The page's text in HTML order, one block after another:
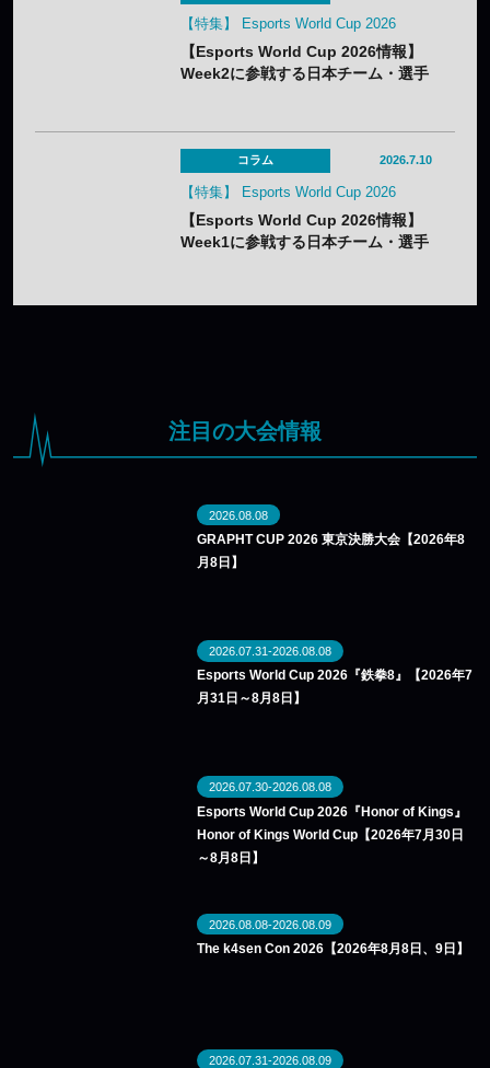
【特集】 Esports World Cup 2026
【Esports World Cup 2026情報】
Week2に参戦する日本チーム・選手
コラム 2026.7.10
【特集】 Esports World Cup 2026
【Esports World Cup 2026情報】
Week1に参戦する日本チーム・選手
注目の大会情報
2026.08.08
GRAPHT CUP 2026 東京決勝大会【2026年8
月8日】
2026.07.31-2026.08.08
Esports World Cup 2026『鉄拳8』【2026年7
月31日～8月8日】
2026.07.30-2026.08.08
Esports World Cup 2026『Honor of Kings』
Honor of Kings World Cup【2026年7月30日
～8月8日】
2026.08.08-2026.08.09
The k4sen Con 2026【2026年8月8日、9日】
2026.07.31-2026.08.09